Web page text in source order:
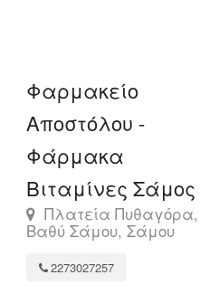
Φαρμακείο
Αποστόλου -
Φάρμακα
Βιταμίνες Σάμος
Πλατεία Πυθαγόρα,
Βαθύ Σάμου, Σάμου
2273027257